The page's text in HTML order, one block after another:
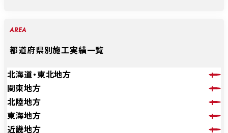
AREA
都道府県別施工実績一覧
北海道・東北地方
関東地方
北陸地方
東海地方
近畿地方